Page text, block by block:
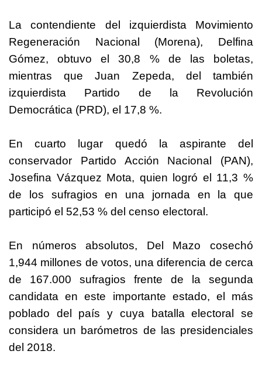
La contendiente del izquierdista Movimiento
Regeneración Nacional (Morena), Delfina
Gómez, obtuvo el 30,8 % de las boletas,
mientras que Juan Zepeda, del también
izquierdista Partido de la Revolución
Democrática (PRD), el 17,8 %.
En cuarto lugar quedó la aspirante del
conservador Partido Acción Nacional (PAN),
Josefina Vázquez Mota, quien logró el 11,3 %
de los sufragios en una jornada en la que
participó el 52,53 % del censo electoral.
En números absolutos, Del Mazo cosechó
1,944 millones de votos, una diferencia de cerca
de 167.000 sufragios frente de la segunda
candidata en este importante estado, el más
poblado del país y cuya batalla electoral se
considera un barómetros de las presidenciales
del 2018.